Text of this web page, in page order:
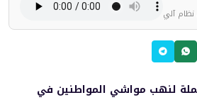
نظام آلي
لنهب مواشي المواطنين في